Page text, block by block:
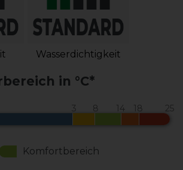
Wasserdichtigkeit
in °C*
Komfortbereich